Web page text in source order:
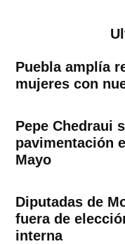
Puebla amplía
mujeres con
Pepe Chedraui
pavimentación
Mayo
Diputadas de
fuera de
interna